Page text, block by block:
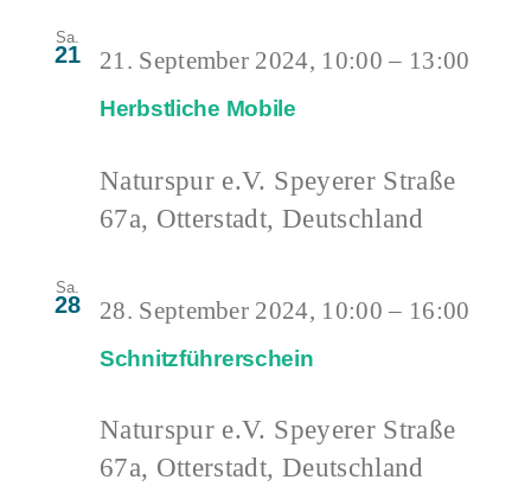
Sa.
21
Herbstliche Mobile
21. September 2024, 10:00 – 13:00
Naturspur e.V. Speyerer Straße
67a, Otterstadt, Deutschland
Sa.
28
Schnitzführerschein
28. September 2024, 10:00 – 16:00
Naturspur e.V. Speyerer Straße
67a, Otterstadt, Deutschland